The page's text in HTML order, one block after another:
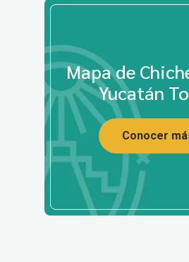
Mapa de
Yucatán
Conocer